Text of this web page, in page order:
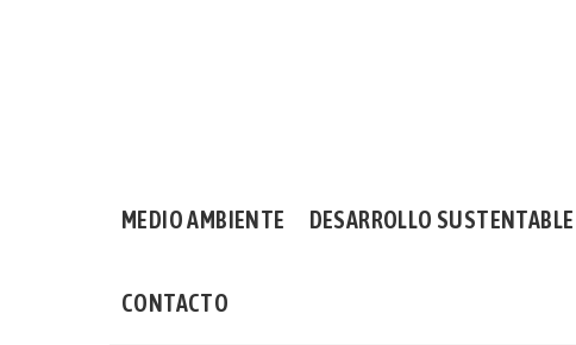
MEDIO AMBIENTE DESARROLLO SUSTENTABLE
CONTACTO